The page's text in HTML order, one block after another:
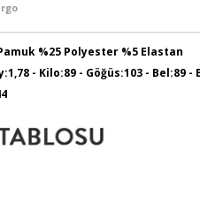
%25 Polyester %5 Elastan
- Kilo:89 - Göğüs:103 - Bel:89 -